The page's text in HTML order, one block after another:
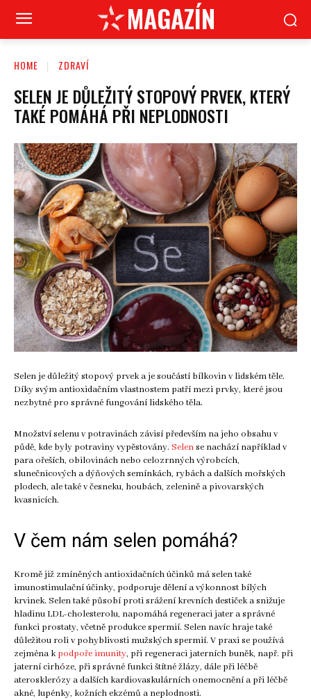
MAGAZÍN
HOME ZDRAVÍ
SELEN JE DŮLEŽITÝ STOPOVÝ PRVEK, KTERÝ
TAKÉ POMÁHÁ PŘI NEPLODNOSTI
Selen je důležitý stopový prvek a je součástí bílkovin v lidském těle.
Díky svým antioxidačním vlastnostem patří mezi prvky, které jsou
nezbytné pro správné fungování lidského těla.
Množství selenu v potravinách závisí především na jeho obsahu v
půdě, kde byly potraviny vypěstovány. Selense nachází například v
para ořeších, obilovinách nebo celozrnných výrobcích,
slunečnicových a dýňových semínkách, rybách a dalších mořských
plodech, ale také v česneku, houbách, zelenině a pivovarských
kvasnicích.
V čem nám selen pomáhá?
Kromě již zmíněných antioxidačních účinků má selen také
imunostimulační účinky, podporuje dělení a výkonnost bílých
krvinek. Selen také působí proti srážení krevních destiček a snižuje
hladinu LDL-cholesterolu, napomáhá regeneraci jater a správné
funkci prostaty, včetně produkce spermií. Selen navíc hraje také
důležitou roli v pohyblivosti mužských spermií. V praxi se používá
zejména kpodpoře imunity, při regeneraci jaterních buněk, např. při
jaterní cirhóze, při správné funkci štítné žlázy, dále při léčbě
aterosklerózy a dalších kardiovaskulárních onemocnění a při léčbě
akné, lupénky, kožních ekzémů a neplodnosti.